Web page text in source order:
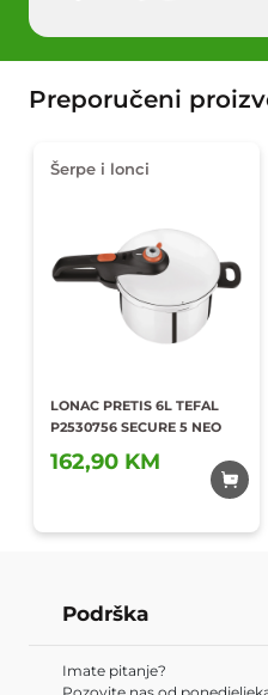
Preporučeni
Šerpe i lonci
LONAC PRETIS 6L TEFAL
P2530756 SECURE 5 NEO
162,90 KM
Dodaj u
Podrška
Imate pitanje?